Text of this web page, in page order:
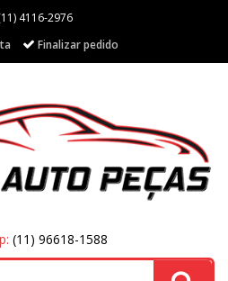
4116-2976
Finalizar pedido
(11) 96618-1588